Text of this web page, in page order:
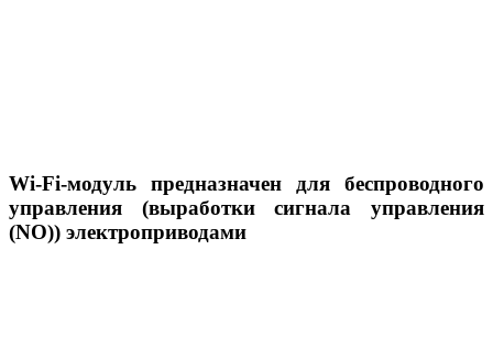
Wi-Fi-модуль предназначен для беспроводного
управления (выработки сигнала управления
(NO)) электроприводами